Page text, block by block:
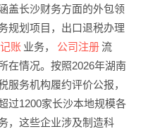
盖长沙财务方面的外包领
规划项目，出口退税办理
账 业务， 公司注册流
在情况。按照2026年湖南
服务机构履约评价公报，
过1200家长沙本地规模各
，这些企业涉及制造科